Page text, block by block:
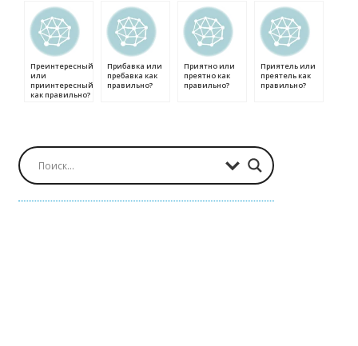
Преинтересный
или
приинтересный
как правильно?
Прибавка или
пребавка как
правильно?
Приятно или
преятно как
правильно?
Приятель или
преятель как
правильно?